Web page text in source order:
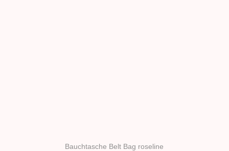
Bauchtasche Belt Bag roseline